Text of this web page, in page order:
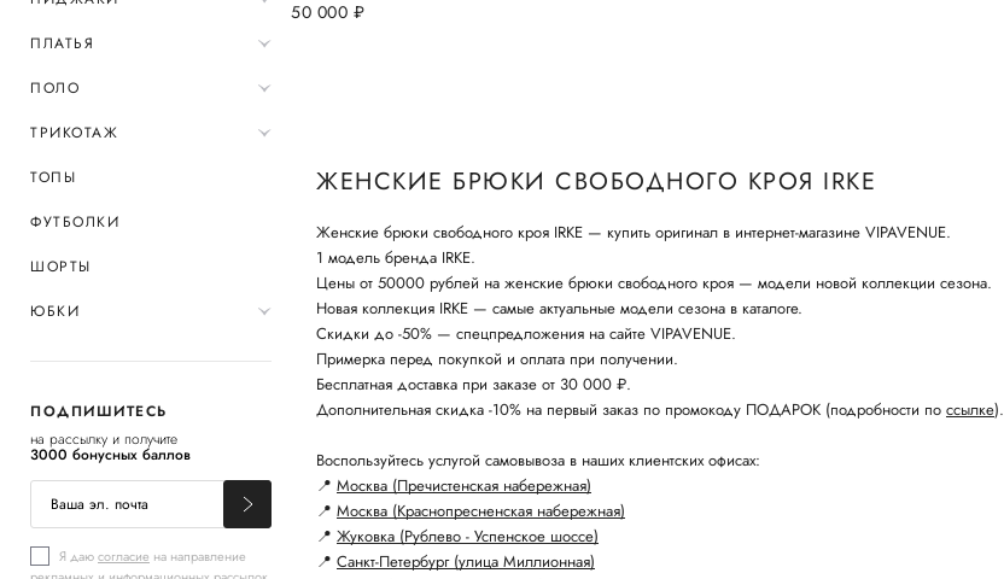
ПЛАТЬЯ
ПОЛО
ТРИКОТАЖ
ТОПЫ
ФУТБОЛКИ
ШОРТЫ
ЮБКИ
ПОДПИШИТЕСЬ
на рассылку и получите
3000 бонусных баллов
Я даюсогласие на направление
50 000 руб.
ЖЕНСКИЕ БРЮКИ СВОБОДНОГО КРОЯ IRKE
Женские брюки свободного кроя IRKE — купить оригинал в интернет-магазине VIPAVENUE.
1 модель бренда IRKE.
Цены от 50000 рублей на женские брюки свободного кроя — модели новой коллекции сезона.
Новая коллекция IRKE — самые актуальные модели сезона в каталоге.
Скидки до -50% — спецпредложения на сайте VIPAVENUE.
Примерка перед покупкой и оплата при получении.
Бесплатная доставка при заказе от 30 000 ₽.
Дополнительная скидка -10% на первый заказ по промокоду ПОДАРОК (подробности по ссылке).
Воспользуйтесь услугой самовывоза в наших клиентских офисах:
📍 Москва (Пречистенская набережная)
📍 Москва (Краснопресненская набережная)
📍 Жуковка (Рублево - Успенское шоссе)
📍 Санкт-Петербург (улица Миллионная)